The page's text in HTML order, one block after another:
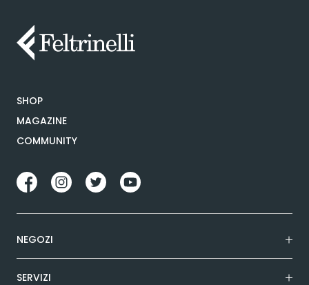
SHOP
MAGAZINE
COMMUNITY
NEGOZI
SERVIZI